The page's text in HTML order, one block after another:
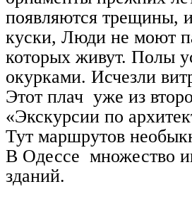
появляются трещины,
куски, Люди не моют
которых живут. Полы
окурками. Исчезли
Этот плач уже из
«Экскурсии по
Тут маршрутов
В Одессе множество
зданий.